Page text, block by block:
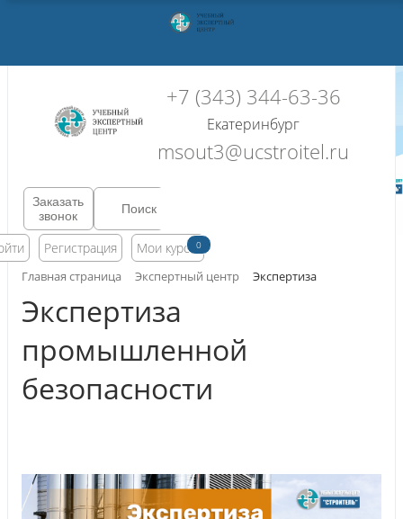
+7 (343) 344-63-36
Екатеринбург
msout3@ucstroitel.ru
Заказать
звонок
Регистрация Мои курсы0
Главная страница Экспертный центр Экспертиза
Экспертиза
промышленной
безопасности